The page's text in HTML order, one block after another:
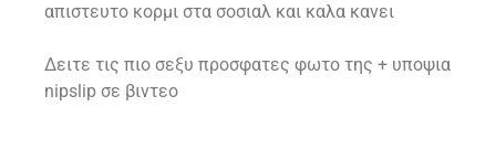
απιστευτο κορμι στα σοσιαλ και καλα κανει
Δειτε τις πιο σεξυ προσφατες φωτο της + υποψια
nipslip σε βιντεο